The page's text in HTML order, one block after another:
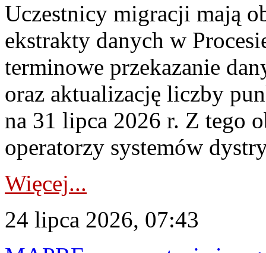
Uczestnicy migracji mają
ekstrakty danych w
terminowe przekazanie
oraz aktualizację liczby
na 31 lipca 2026 r. Z tego
operatorzy systemów
Więcej...
24 lipca 2026, 07:43